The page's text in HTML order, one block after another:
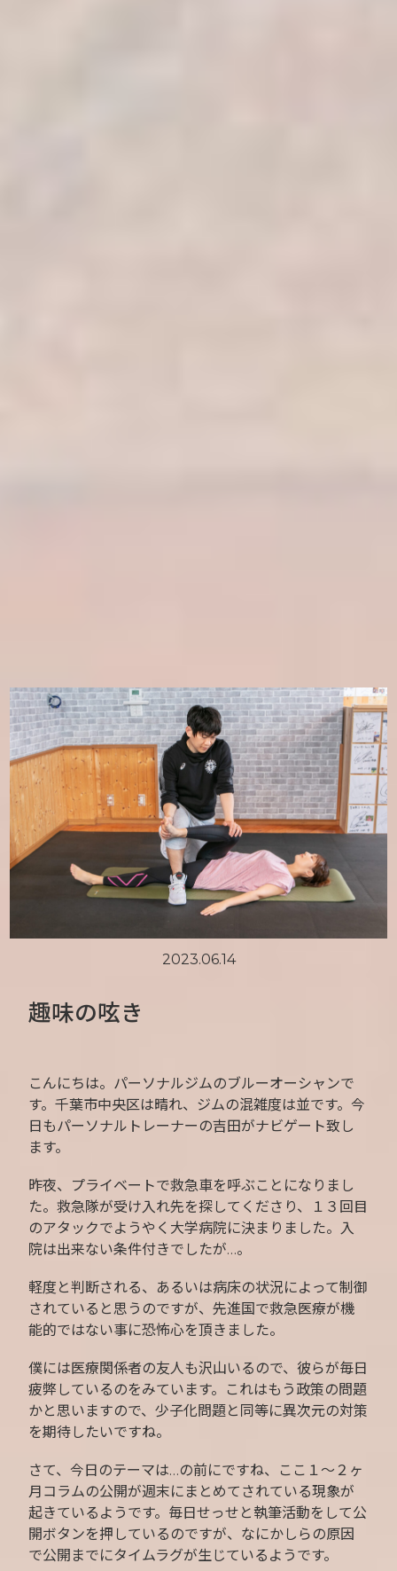
2023.06.14
趣味の呟き
こんにちは。パーソナルジムのブルーオーシャンで
す。千葉市中央区は晴れ、ジムの混雑度は並です。今
日もパーソナルトレーナーの吉田がナビゲート致し
ます。
昨夜、プライベートで救急車を呼ぶことになりまし
た。救急隊が受け入れ先を探してくださり、１３回目
のアタックでようやく大学病院に決まりました。入
院は出来ない条件付きでしたが…。
軽度と判断される、あるいは病床の状況によって制御
されていると思うのですが、先進国で救急医療が機
能的ではない事に恐怖心を頂きました。
僕には医療関係者の友人も沢山いるので、彼らが毎日
疲弊しているのをみています。これはもう政策の問題
かと思いますので、少子化問題と同等に異次元の対策
を期待したいですね。
さて、今日のテーマは…の前にですね、ここ１〜２ヶ
月コラムの公開が週末にまとめてされている現象が
起きているようです。毎日せっせと執筆活動をして公
開ボタンを押しているのですが、なにかしらの原因
で公開までにタイムラグが生じているようです。